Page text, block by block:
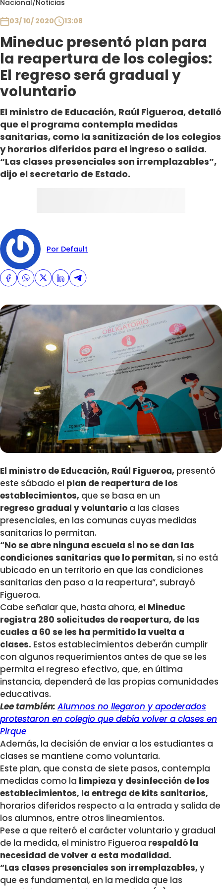
Nacional/Noticias
03/ 10/ 2020
13:08
Mineduc presentó plan para
la reapertura de los colegios:
El regreso será gradual y
voluntario
El ministro de Educación, Raúl Figueroa, detalló
que el programa contempla medidas
sanitarias, como la sanitización de los colegios
y horarios diferidos para el ingreso o salida.
“Las clases presenciales son irremplazables”,
dijo el secretario de Estado.
Por Default
El ministro de Educación, Raúl Figueroa, presentó
este sábado el plan de reapertura de los
establecimientos, que se basa en un
regreso gradual y voluntario a las clases
presenciales, en las comunas cuyas medidas
sanitarias lo permitan.
“No se abre ninguna escuela si no se dan las
condiciones sanitarias que lo permitan, si no está
ubicado en un territorio en que las condiciones
sanitarias den paso a la reapertura”, subrayó
Figueroa.
Cabe señalar que, hasta ahora,el Mineduc
registra 280 solicitudes de reapertura, de las
cuales a 60 se les ha permitido la vuelta a
clases. Estos establecimientos deberán cumplir
con algunos requerimientos antes de que se les
permita el regreso efectivo, que, en última
instancia, dependerá de las propias comunidades
educativas.
Lee también: Alumnos no llegaron y apoderados
protestaron en colegio que debía volver a clases en
Pirque
Además, la decisión de enviar a los estudiantes a
clases se mantiene como voluntaria.
Este plan, que consta de siete pasos, contempla
medidas como la limpieza y desinfección de los
establecimientos, la entrega de kits sanitarios,
horarios diferidos respecto a la entrada y salida de
los alumnos, entre otros lineamientos.
Pese a que reiteró el carácter voluntario y gradual
de la medida, el ministro Figueroa respaldó la
necesidad de volver a esta modalidad.
“Las clases presenciales son irremplazables, y
que es fundamental, en la medida que las
Club De La Comedia
Contigo en Directo
Plan Perfecto
El Tiempo
Sabingo
Todos Los Programas